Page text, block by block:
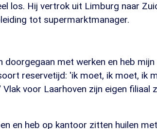
los. Hij vertrok uit Limburg naar
tot supermarktmanager.
doorgegaan met werken en heb mijn
reservetijd: 'ik moet, ik moet, ik
voor Laarhoven zijn eigen filiaal
en heb op kantoor zitten huilen